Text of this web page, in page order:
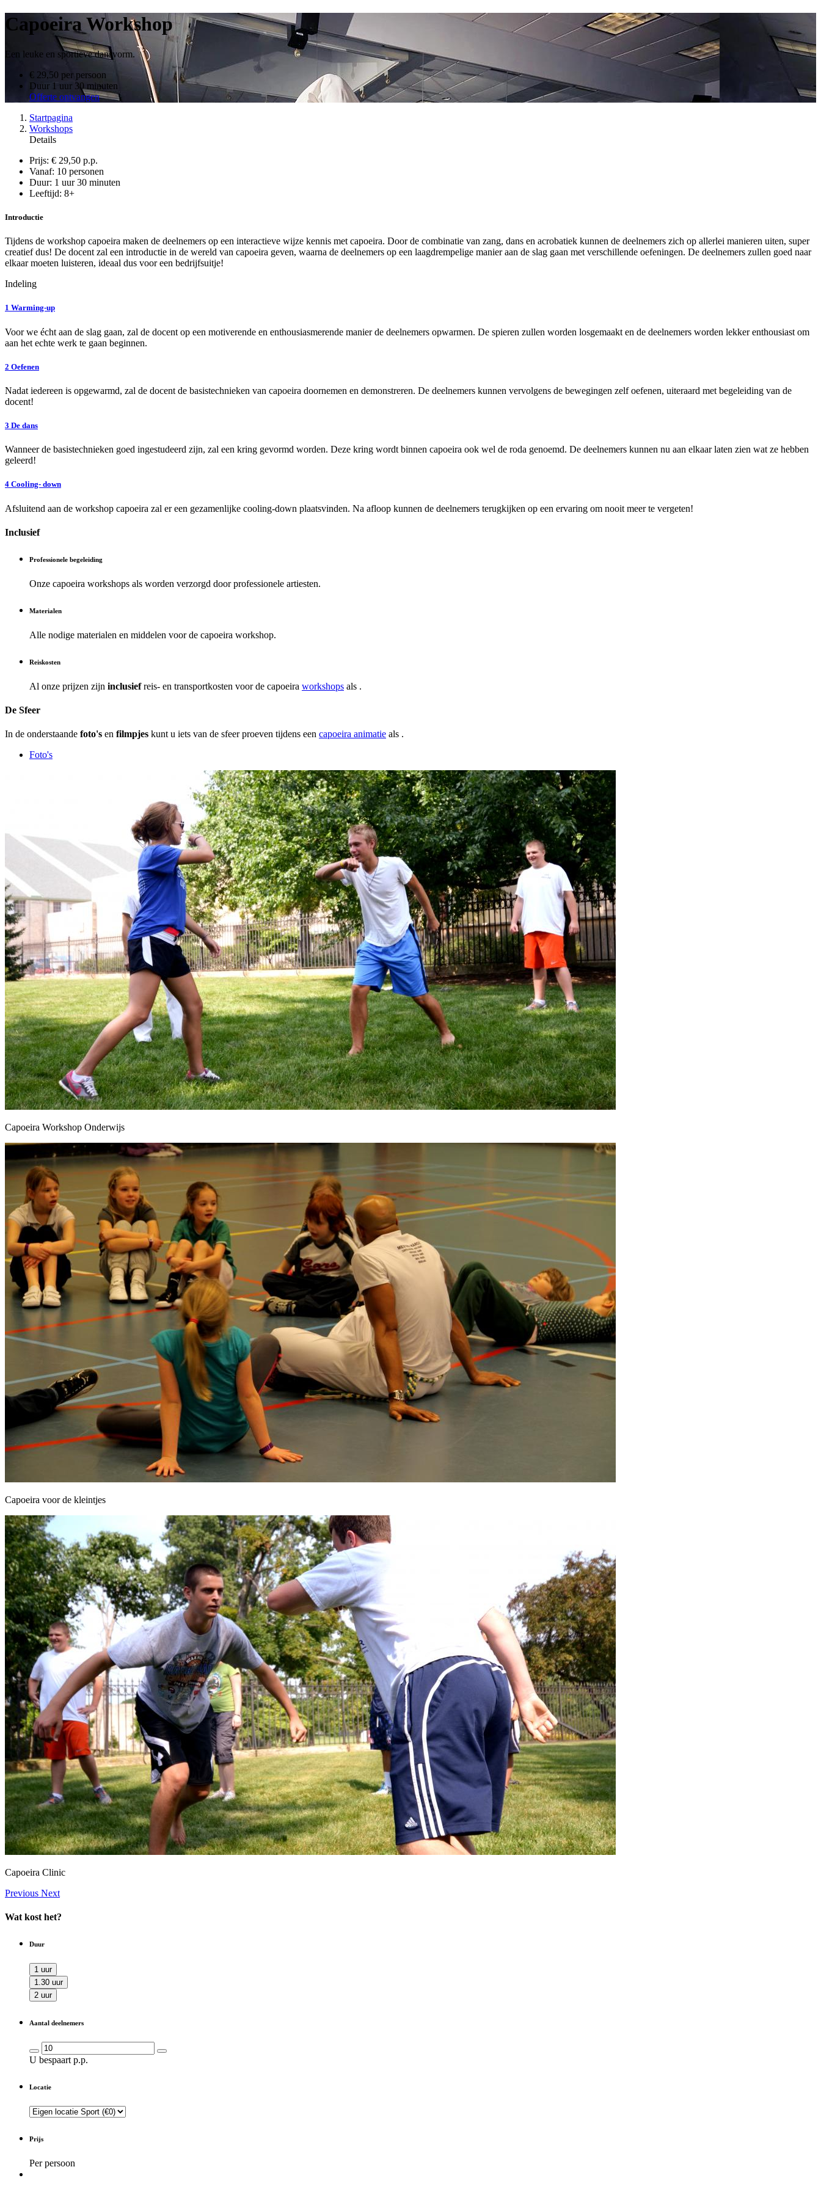
Capoeira Workshop
Een leuke en sportieve dansvorm.
€ 29,50 per persoon
Duur 1 uur 30 minuten
Offerte ontvangen
Startpagina
Workshops
Details
Prijs: € 29,50 p.p.
Vanaf: 10 personen
Duur: 1 uur 30 minuten
Leeftijd: 8+
Introductie
Tijdens de workshop capoeira maken de deelnemers op een interactieve wijze kennis met capoeira. Door de combinatie van zang, dans en acrobatiek kunnen de deelnemers zich op allerlei manieren uiten, super
creatief dus! De docent zal een introductie in de wereld van capoeira geven, waarna de deelnemers op een laagdrempelige manier aan de slag gaan met verschillende oefeningen. De deelnemers zullen goed naar
elkaar moeten luisteren, ideaal dus voor een bedrijfsuitje!
Indeling
1 Warming-up
Voor we écht aan de slag gaan, zal de docent op een motiverende en enthousiasmerende manier de deelnemers opwarmen. De spieren zullen worden losgemaakt en de deelnemers worden lekker enthousiast om
aan het echte werk te gaan beginnen.
2 Oefenen
Nadat iedereen is opgewarmd, zal de docent de basistechnieken van capoeira doornemen en demonstreren. De deelnemers kunnen vervolgens de bewegingen zelf oefenen, uiteraard met begeleiding van de
docent!
3 De dans
Wanneer de basistechnieken goed ingestudeerd zijn, zal een kring gevormd worden. Deze kring wordt binnen capoeira ook wel de roda genoemd. De deelnemers kunnen nu aan elkaar laten zien wat ze hebben
geleerd!
4 Cooling- down
Afsluitend aan de workshop capoeira zal er een gezamenlijke cooling-down plaatsvinden. Na afloop kunnen de deelnemers terugkijken op een ervaring om nooit meer te vergeten!
Inclusief
Professionele begeleiding
Onze capoeira workshops als worden verzorgd door professionele artiesten.
Materialen
Alle nodige materialen en middelen voor de capoeira workshop.
Reiskosten
Al onze prijzen zijn inclusiefreis- en transportkosten voor de capoeira workshops als .
De Sfeer
In de onderstaande foto's en filmpjes kunt u iets van de sfeer proeven tijdens een capoeira animatie als .
Foto's
Capoeira Workshop Onderwijs
Capoeira voor de kleintjes
Capoeira Clinic
Previous Next
Wat kost het?
Duur
1 uur
1.30 uur
2 uur
Aantal deelnemers
U bespaart p.p.
Locatie
Prijs
Per persoon